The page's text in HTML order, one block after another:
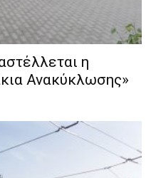
η
Ανακύκλωσης»